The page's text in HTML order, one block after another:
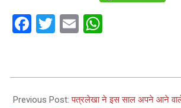
Facebook
Twitter
Email
04-
Previous Post:पत्रलेखा ने इस साल अपने आने वाले